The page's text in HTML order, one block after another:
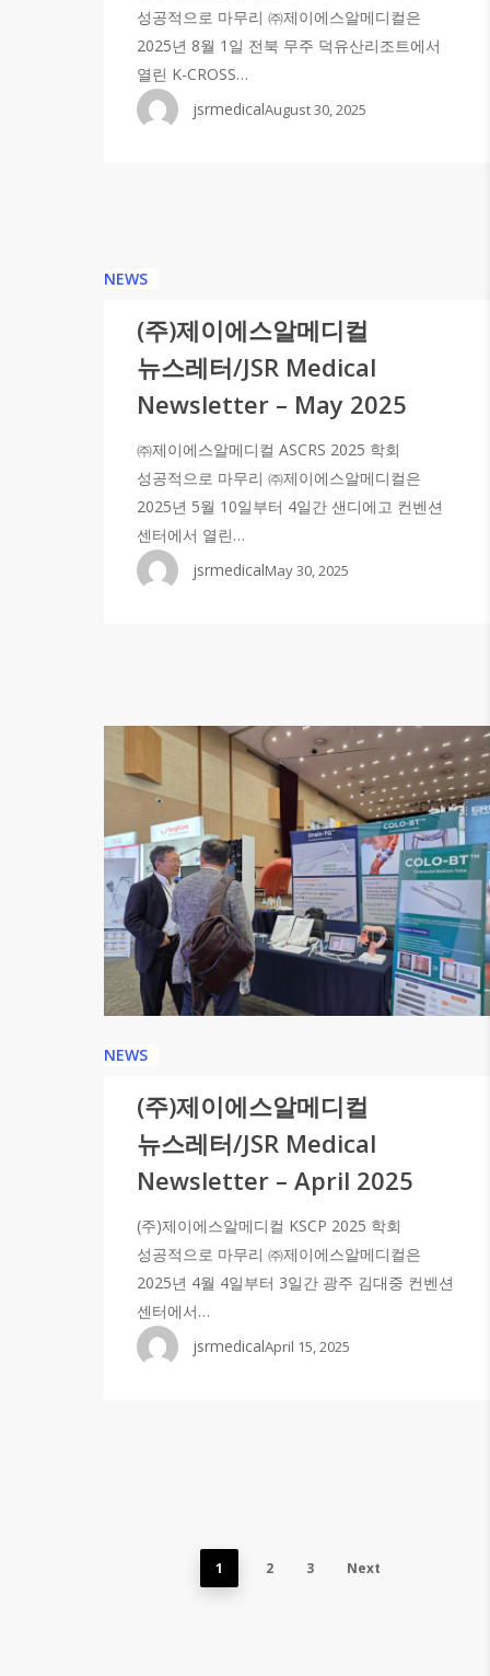
성공적으로 마무리 ㈜제이에스알메디컬은
2025년 8월 1일 전북 무주 덕유산리조트에서
열린 K-CROSS…
jsrmedicalAugust 30, 2025
NEWS
(주)제이에스알메디컬
뉴스레터/JSR Medical
Newsletter – May 2025
㈜제이에스알메디컬 ASCRS 2025 학회
성공적으로 마무리 ㈜제이에스알메디컬은
2025년 5월 10일부터 4일간 샌디에고 컨벤션
센터에서 열린…
jsrmedicalMay 30, 2025
NEWS
(주)제이에스알메디컬
뉴스레터/JSR Medical
Newsletter – April 2025
(주)제이에스알메디컬 KSCP 2025 학회
성공적으로 마무리 ㈜제이에스알메디컬은
2025년 4월 4일부터 3일간 광주 김대중 컨벤션
센터에서…
jsrmedicalApril 15, 2025
1 2 3 Next